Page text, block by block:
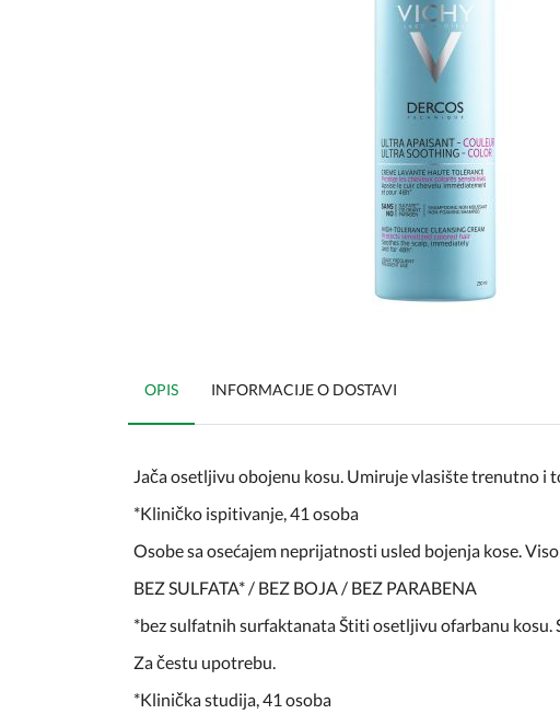
OPIS INFORMACIJE O DOSTAVI
Jača osetljivu obojenu kosu. Umiruje vlasište trenutno i
*Kliničko ispitivanje, 41 osoba
Osobe sa osećajem neprijatnosti usled bojenja kose.
BEZ SULFATA* / BEZ BOJA / BEZ PARABENA
*bez sulfatnih surfaktanata Štiti osetljivu ofarbanu kosu.
Za čestu upotrebu.
*Klinička studija, 41 osoba